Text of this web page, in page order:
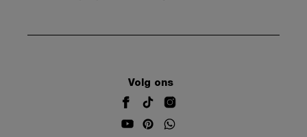
Volg ons